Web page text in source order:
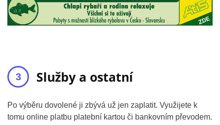
Služby a ostatní
Po výběru dovolené ji zbývá už jen zaplatit. Využijete k
tomu online platbu platební kartou či bankovním převodem.